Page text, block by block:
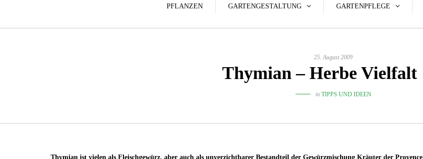
PFLANZEN GARTENGESTALTUNG GARTENPFLEGE
25. August 2009
Thymian – Herbe Vielfalt
in TIPPS UND IDEEN
Thymian ist vielen als Fleischgewürz, aber auch als unverzichtbarer Bestandteil der Gewürzmischung Kräuter der Provence